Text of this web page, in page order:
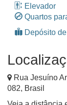
Elevador
Quartos
Depósito
Rua Jesuíno
082, Brasil